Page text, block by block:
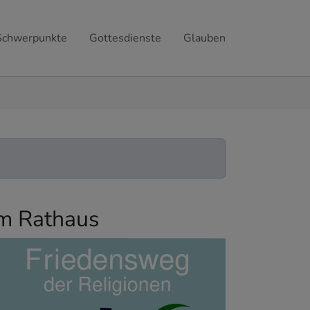
Gottesdienste Glauben
Rathaus